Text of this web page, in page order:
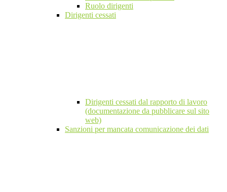
Ruolo dirigenti
Dirigenti cessati
Dirigenti cessati dal rapporto di lavoro
(documentazione da pubblicare sul sito
web)
Sanzioni per mancata comunicazione dei dati